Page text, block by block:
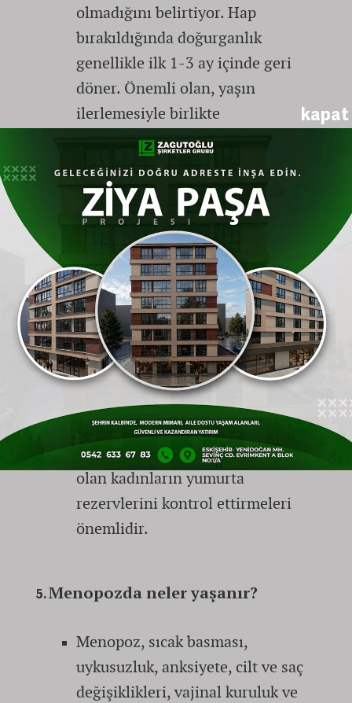
kapat
olmadığını belirtiyor. Hap
bırakıldığında doğurganlık
genellikle ilk 1-3 ay içinde geri
döner. Önemli olan, yaşın
ilerlemesiyle birlikte
doğurganlığın doğal olarak
azalacağı gerçeğini göz önünde
bulundurmaktır.
Yumurta rezervi nasıl artırılabilir?
Yumurta rezervini artırmanın
bilinen bir yolu yoktur, ancak
yumurta dondurma veya tüp
bebek gibi yöntemlerle ileri yaşta
gebelik şansı artırılabilir.
Özellikle 35 yaşından sonra veya
ailesinde erken menopoz öyküsü
olan kadınların yumurta
rezervlerini kontrol ettirmeleri
önemlidir.
Menopozda neler yaşanır?
Menopoz, sıcak basması,
uykusuzluk, anksiyete, cilt ve saç
değişiklikleri, vajinal kuruluk ve